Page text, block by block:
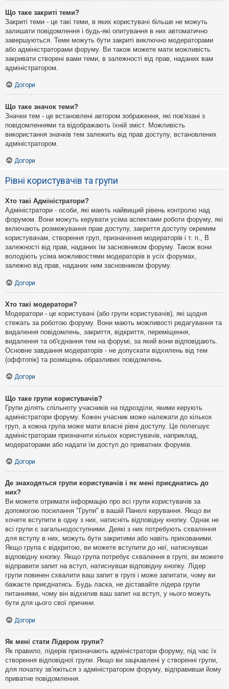
Що таке закриті теми?
Закриті теми - це такі теми, в яких користувачі більше не можуть
залишати повідомлення і будь-які опитування в них автоматично
завершуються. Теми можуть бути закриті виключно модераторами
або адміністраторами форуму. Ви також можете мати можливість
закривати створені вами теми, в залежності від прав, наданих вам
адміністратором.
Догори
Що таке значок теми?
Значки тем - це встановлені автором зображення, які пов'язані з
повідомленнями та відображають їхній зміст. Можливість
використання значків тем залежить від прав доступу, встановлених
адміністратором.
Догори
Рівні користувачів та групи
Хто такі Адміністратори?
Адміністратори - особи, які мають найвищий рівень контролю над
форумом. Вони можуть керувати усіма аспектами роботи форуму, які
включають розмежування прав доступу, закриття доступу окремим
користувачам, створення груп, призначення модераторів і т. п., В
залежності від прав, наданих їм засновником форуму. Також вони
володіють усіма можливостями модераторів в усіх форумах,
залежно від прав, наданих ним засновником форуму.
Догори
Хто такі модератори?
Модератори - це користувачі (або групи користувачів), які щодня
стежать за роботою форуму. Вони мають можливості редагування та
видалення повідомлень, закриття, відкриття, переміщення,
видалення та об'єднання тем на форумі, за який вони відповідають.
Основне завдання модераторів - не допускати відхилень від тем
(оффтопік) та розміщень образливих повідомлень.
Догори
Що таке групи користувачів?
Групи ділять спільноту учасників на підрозділи, якими керують
адміністратори форуму. Кожен учасник може належати до кількох
груп, а кожна група може мати власні рівні доступу. Це полегшує
адміністраторам призначити кількох користувачів, наприклад,
модераторами або надати їм доступ до приватних форумів.
Догори
Де знаходяться групи користувачів і як мені приєднатись до
них?
Ви можете отримати інформацію про всі групи користувачів за
допомогою посилання "Групи" в вашій Панелі керування. Якщо ви
хочете вступити в одну з них, натисніть відповідну кнопку. Однак не
всі групи є загальнодоступними. Деякі з них потребують схвалення
для вступу в них, можуть бути закритими або навіть прихованими.
Якщо група є відкритою, ви можете вступити до неї, натиснувши
відповідну кнопку. Якщо група потребує схвалення в групі, ви можете
відправити запит на вступ, натиснувши відповідну кнопку. Лідер
групи повинен схвалити ваш запит в групі і може запитати, чому ви
бажаєте приєднатись. Будь ласка, не діставайте лідера групи
питаннями, чому він відхилив ваш запит на вступ, у нього можуть
бути для цього свої причини.
Догори
Як мені стати Лідером групи?
Як правило, лідерів призначають адміністратори форуму, під час їх
створення відповідної групи. Якщо ви зацікавлені у створенні групи,
для початку зв'яжіться з адміністратором форуму, відправивши йому
приватне повідомлення.